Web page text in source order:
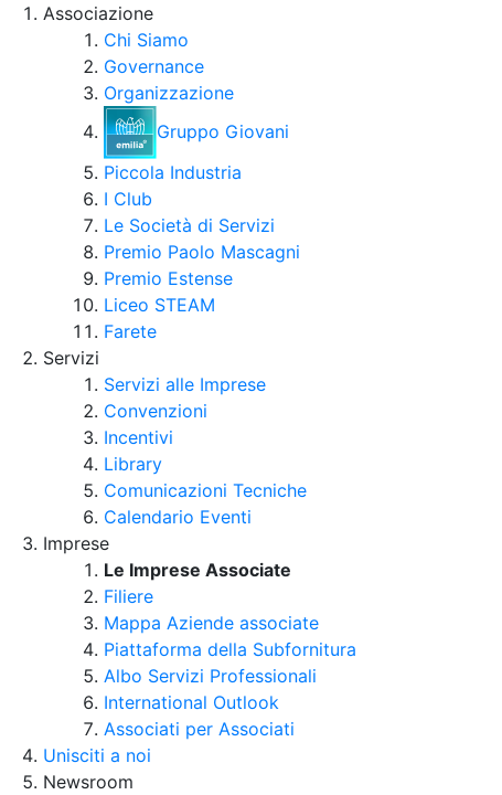
Associazione
Chi Siamo
Governance
Organizzazione
Gruppo Giovani
Piccola Industria
I Club
Le Società di Servizi
Premio Paolo Mascagni
Premio Estense
Liceo STEAM
Farete
Servizi
Servizi alle Imprese
Convenzioni
Incentivi
Library
Comunicazioni Tecniche
Calendario Eventi
Imprese
Le Imprese Associate
Filiere
Mappa Aziende associate
Piattaforma della Subfornitura
Albo Servizi Professionali
International Outlook
Associati per Associati
Unisciti a noi
Newsroom